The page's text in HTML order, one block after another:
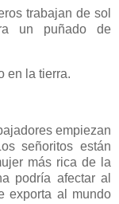
trabajan de sol
un puñado de
en la tierra.
empiezan
señoritos están
más rica de la
podría afectar al
exporta al mundo